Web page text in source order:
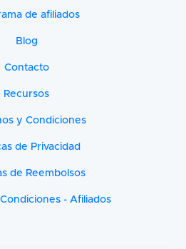
de afiliados
Blog
Contacto
Recursos
y Condiciones
de Privacidad
de Reembolsos
- Afiliados